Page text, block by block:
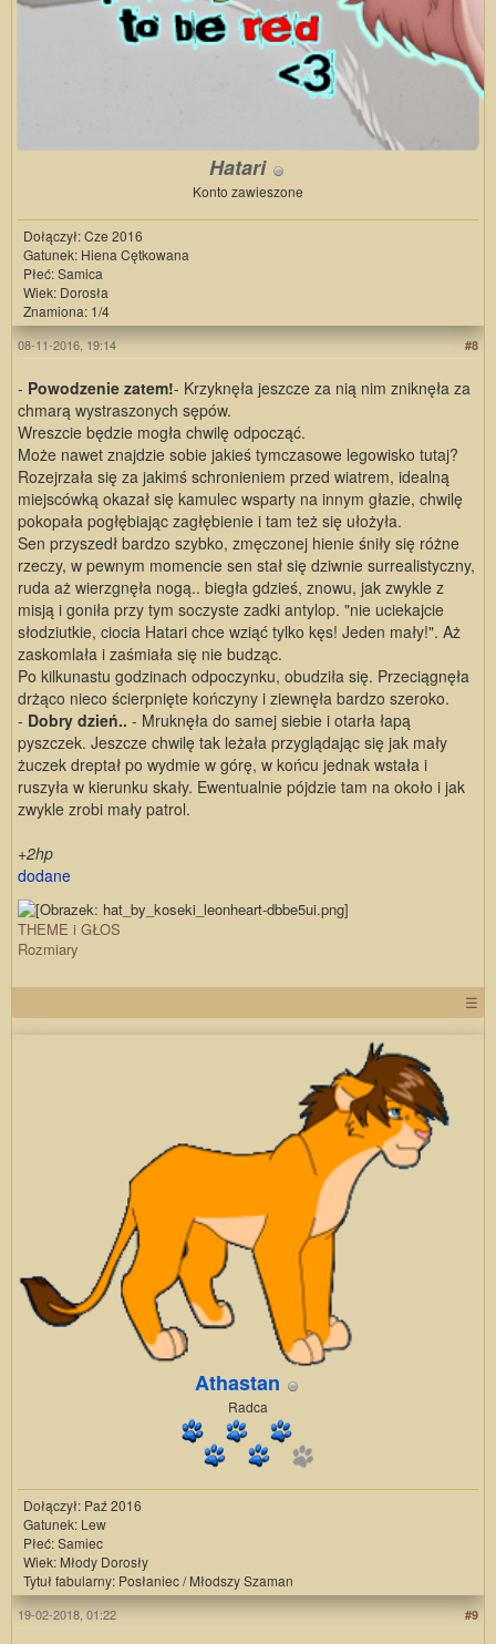
Hatari
Konto zawieszone
Dołączył: Cze 2016
Gatunek: Hiena Cętkowana
Płeć: Samica
Wiek: Dorosła
Znamiona: 1/4
#8
08-11-2016, 19:14
- Powodzenie zatem!- Krzyknęła jeszcze za nią nim zniknęła za
chmarą wystraszonych sępów.
Wreszcie będzie mogła chwilę odpocząć.
Może nawet znajdzie sobie jakieś tymczasowe legowisko tutaj?
Rozejrzała się za jakimś schronieniem przed wiatrem, idealną
miejscówką okazał się kamulec wsparty na innym głazie, chwilę
pokopała pogłębiając zagłębienie i tam też się ułożyła.
Sen przyszedł bardzo szybko, zmęczonej hienie śniły się różne
rzeczy, w pewnym momencie sen stał się dziwnie surrealistyczny,
ruda aż wierzgnęła nogą.. biegła gdzieś, znowu, jak zwykle z
misją i goniła przy tym soczyste zadki antylop. "nie uciekajcie
słodziutkie, ciocia Hatari chce wziąć tylko kęs! Jeden mały!". Aż
zaskomlała i zaśmiała się nie budząc.
Po kilkunastu godzinach odpoczynku, obudziła się. Przeciągnęła
drżąco nieco ścierpnięte kończyny i ziewnęła bardzo szeroko.
- Dobry dzień.. - Mruknęła do samej siebie i otarła łapą
pyszczek. Jeszcze chwilę tak leżała przyglądając się jak mały
żuczek dreptał po wydmie w górę, w końcu jednak wstała i
ruszyła w kierunku skały. Ewentualnie pójdzie tam na około i jak
zwykle zrobi mały patrol.
+2hp
dodane
THEME i GŁOS
Rozmiary
☰
Athastan
Radca
Dołączył: Paź 2016
Gatunek: Lew
Płeć: Samiec
Wiek: Młody Dorosły
Tytuł fabularny: Posłaniec / Młodszy Szaman
#9
19-02-2018, 01:22